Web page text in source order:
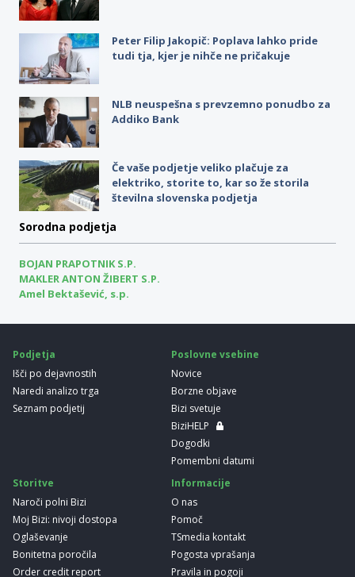
Peter Filip Jakopič: Poplava lahko pride
tudi tja, kjer je nihče ne pričakuje
NLB neuspešna s prevzemno ponudbo za
Addiko Bank
Če vaše podjetje veliko plačuje za
elektriko, storite to, kar so že storila
številna slovenska podjetja
Sorodna podjetja
BOJAN PRAPOTNIK S.P.
MAKLER ANTON ŽIBERT S.P.
Amel Bektašević, s.p.
Podjetja
Išči po dejavnostih
Naredi analizo trga
Seznam podjetij
Poslovne vsebine
Novice
Borzne objave
Bizi svetuje
BiziHELP
Dogodki
Pomembni datumi
Storitve
Naroči polni Bizi
Moj Bizi: nivoji dostopa
Oglaševanje
Bonitetna poročila
Order credit report
Informacije
O nas
Pomoč
TSmedia kontakt
Pogosta vprašanja
Pravila in pogoji